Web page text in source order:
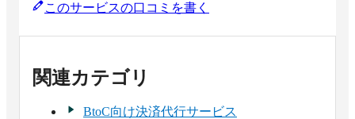
このサービスの口コミを書く
関連カテゴリ
BtoC向け決済代行サービス